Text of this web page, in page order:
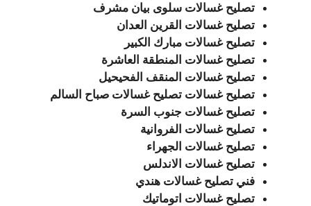
تصليح غسالات سلوى بيان مشرف
تصليح غسالات القرين العدان
تصليح غسالات مبارك الكبير
تصليح غسالات المنطقة العاشرة
تصليح غسالات المنقف الفحيحيل
تصليح غسالات تصليح غسالات صباح السالم
تصليح غسالات جنوب السرة
تصليح غسالات الفروانية
تصليح غسالات الجهراء
تصليح غسالات الاندلس
فني تصليح غسالات هندي
تصليح غسالات اتوماتيك